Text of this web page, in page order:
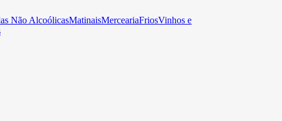
Não AlcoólicasMatinaisMerceariaFriosVinhos e